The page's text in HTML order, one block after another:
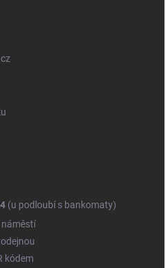
(u podloubí s bankomaty)
kódem